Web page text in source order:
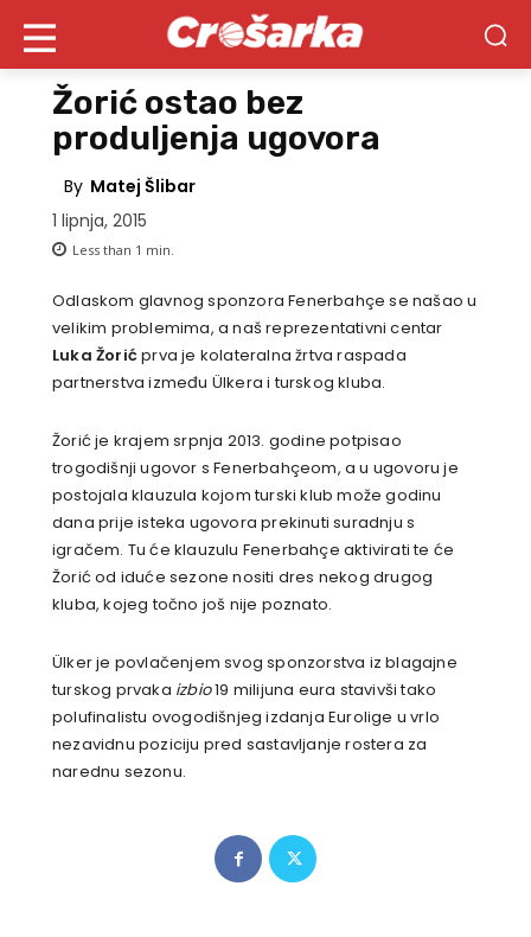
Žorić ostao bez
produljenja ugovora
By Matej Šlibar
1 lipnja, 2015
Less than 1 min.
Odlaskom glavnog sponzora Fenerbahçe se našao u
velikim problemima, a naš reprezentativni centar
Luka Žorićprva je kolateralna žrtva raspada
partnerstva između Ülkera i turskog kluba.
Žorić je krajem srpnja 2013. godine potpisao
trogodišnji ugovor s Fenerbahçeom, a u ugovoru je
postojala klauzula kojom turski klub može godinu
dana prije isteka ugovora prekinuti suradnju s
igračem. Tu će klauzulu Fenerbahçe aktivirati te će
Žorić od iduće sezone nositi dres nekog drugog
kluba, kojeg točno još nije poznato.
Ülker je povlačenjem svog sponzorstva iz blagajne
turskog prvaka izbio19 milijuna eura stavivši tako
polufinalistu ovogodišnjeg izdanja Eurolige u vrlo
nezavidnu poziciju pred sastavljanje rostera za
narednu sezonu.